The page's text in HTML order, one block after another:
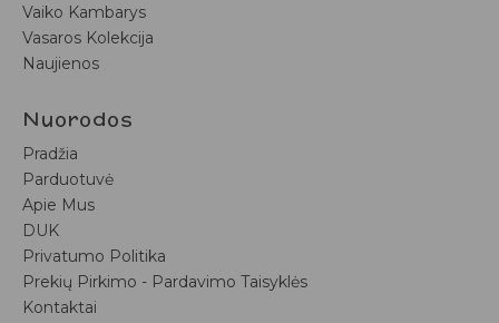
Vaiko Kambarys
Vasaros Kolekcija
Naujienos
Nuorodos
Pradžia
Parduotuvė
Apie Mus
DUK
Privatumo Politika
Prekių Pirkimo - Pardavimo Taisyklės
Kontaktai